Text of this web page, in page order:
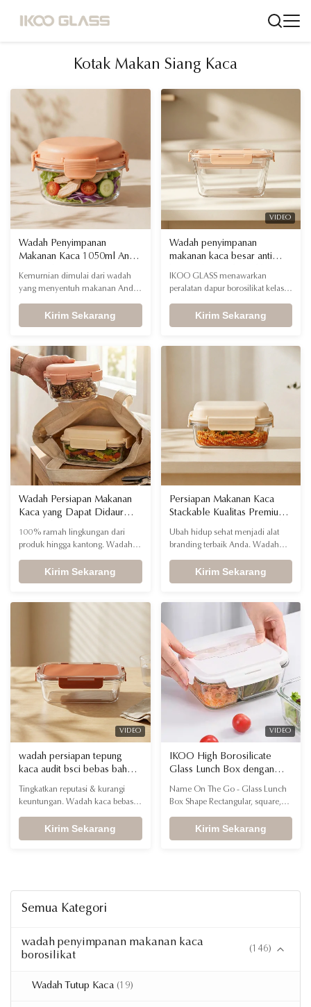
Kotak Makan Siang Kaca
Wadah Penyimpanan
Makanan Kaca 1050ml Anti
untuk Merek DTC yang
Sadar Kesehatan
Kemurnian dimulai dari wadah
yang menyentuh makanan Anda.
menggunakan bahan lembam
untuk menghilangkan risiko
Pertahankan rasa autentik setiap
hidangan, berikan jaminan
kualitas terbaik untuk merek Anda
yang berfokus pada kesehatan.
Kirim Sekarang
VIDEO
Wadah penyimpanan
makanan kaca besar anti
untuk Pemasok Layanan
Makanan & Peralatan Dapur
IKOO GLASS menawarkan
peralatan dapur borosilikat kelas
yang dirancang untuk daya tahan
maksimum dan efisiensi
Kirim Sekarang
Wadah Persiapan Makanan
Kaca yang Dapat Didaur
Ulang dengan Kemasan
Berkelanjutan untuk Merek
Lingkungan yang Sadar
Lingkungan
100% ramah lingkungan dari
produk hingga kantong. Wadah
ulang memiliki kemasan ramah
lingkungan bersertifikat, yang
dan memenangkan konsumen
Kirim Sekarang
Persiapan Makanan Kaca
Stackable Kualitas Premium
dengan Kemasan Siap Kado
untuk Agen Hadiah & Promo
Ubah hidup sehat menjadi alat
branding terbaik Anda. Wadah
hadir dalam kemasan premium
yang siap untuk dijadikan hadiah
kesehatan perusahaan dan hadiah
promosi mewah. Tahan lama,
penuh gaya, dan siap
memberikan kesan.
Kirim Sekarang
VIDEO
wadah persiapan tepung
kaca audit bsci bebas bahan
kimia dengan kemasan uji
jatuh untuk Merek Gaya
Hidup DTC yang Berfokus
pada Posisi Premium
Tingkatkan reputasi & kurangi
keuntungan. Wadah kaca bebas
pengalaman kesehatan premium.
Dengan pengemasan uji jatuh
memastikan produk Anda tiba
dengan gaya.
Kirim Sekarang
VIDEO
IKOO High Borosilicate
Glass Lunch Box dengan
tutup anti bocor dan
Microwave Safe Food
Storage Container
Name On The Go - Glass Lunch
Box Shape Rectangular, square,
are available Material High
borosilicate glass + Food-grade PP
high borosilicate glass lunch box
Kirim Sekarang
Semua Kategori
wadah penyimpanan makanan kaca
borosilikat
(146)
Wadah Tutup Kaca (19)